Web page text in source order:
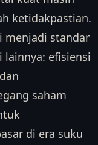
ketidakpastian.
menjadi standar
efisiensi
saham
di era suku